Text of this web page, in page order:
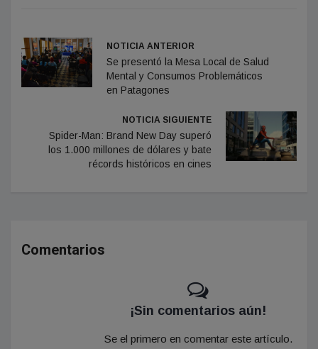
NOTICIA ANTERIOR
Se presentó la Mesa Local de Salud
Mental y Consumos Problemáticos
en Patagones
NOTICIA SIGUIENTE
Spider-Man: Brand New Day superó
los 1.000 millones de dólares y bate
récords históricos en cines
Comentarios
¡Sin comentarios aún!
Se el primero en comentar este artículo.